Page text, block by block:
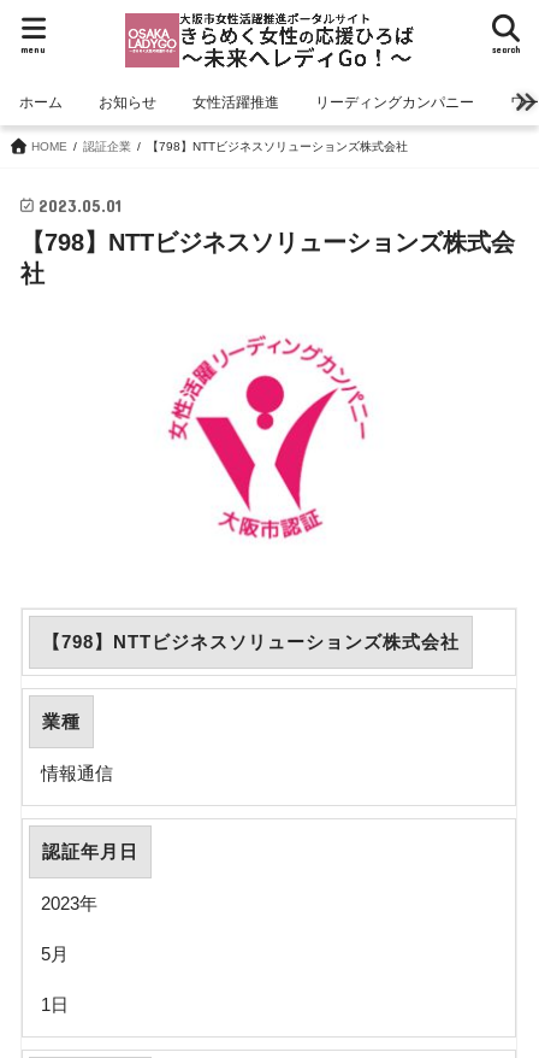
search
menu
ホーム お知らせ 女性活躍推進 リーディングカンパニー ワ
HOME 認証企業 【798】NTTビジネスソリューションズ株式会社
2023.05.01
【798】NTTビジネスソリューションズ株式会
社
【798】NTTビジネスソリューションズ株式会社
業種
情報通信
認証年月日
2023年
5月
1日